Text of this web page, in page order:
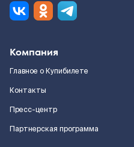
Компания
Главное о Купибилете
Контакты
Пресс-центр
Партнерская программа